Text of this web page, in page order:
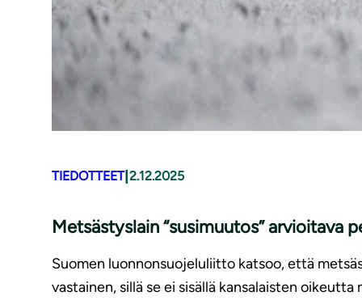
TIEDOTTEET|2.12.2025
Metsästyslain “susimuutos” arvioitava
Suomen luonnonsuojeluliitto katsoo, että
vastainen, sillä se ei sisällä kansalaisten